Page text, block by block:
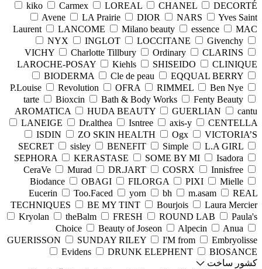
kiko
Carmex LOREAL CHANEL
DECORTÉ
Avene
LA Prairie DIOR NARS
Yves Saint
Laurent
LANCOME Milano beauty essence
MAC
NYX
INGLOT LOCCITANE
Givenchy
VICHY
Charlotte Tillbury Ordinary
CLARINS
LAROCHE-POSAY
Kiehls SHISEIDO
CLINIQUE
BIODERMA
Cle de peau
EQQUAL BERRY
P.Louise
Revolution OFRA RIMMEL
Ben Nye
tarte
Bioxcin Bath & Body Works
Fenty Beauty
AROMATICA
HUDA BEAUTY GUERLIAN
cantu
LANEIGE
Dr.althea Isntree axis-y
CENTELLA
ISDIN
ZO SKIN HEALTH Ogx
VICTORIA’S
SECRET
sisley BENEFIT Simple
L.A GIRL
SEPHORA
KERASTASE SOME BY MI
Isadora
CeraVe
Murad DR.JART COSRX
Innisfree
Biodance
OBAGI FILORGA PIXI
Mielle
Eucerin
Too.Faced yorn bh m.asam
REAL
TECHNIQUES
BE MY TINT Bourjois
Laura Mercier
Kryolan
theBalm FRESH ROUND LAB
Paula's
Choice
Beauty of Joseon Alpecin
Anua
GUERISSON
SUNDAY RILEY I'M from
Embryolisse
Evidens
DRUNK ELEPHENT
BIOSANCE
کشور ساخت